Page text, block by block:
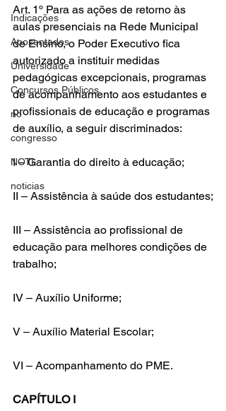
Indicações
Aposentados
Universidade
Concursos Públicos
no
congresso
NOTI
noticias
Art. 1º Para as ações de retorno às
aulas presenciais na Rede Municipal
de Ensino, o Poder Executivo fica
autorizado a instituir medidas
pedagógicas excepcionais, programas
de acompanhamento aos estudantes e
profissionais de educação e programas
de auxílio, a seguir discriminados:
I – Garantia do direito à educação;
II – Assistência à saúde dos estudantes;
III – Assistência ao profissional de
educação para melhores condições de
trabalho;
IV – Auxílio Uniforme;
V – Auxílio Material Escolar;
VI – Acompanhamento do PME.
CAPÍTULO I